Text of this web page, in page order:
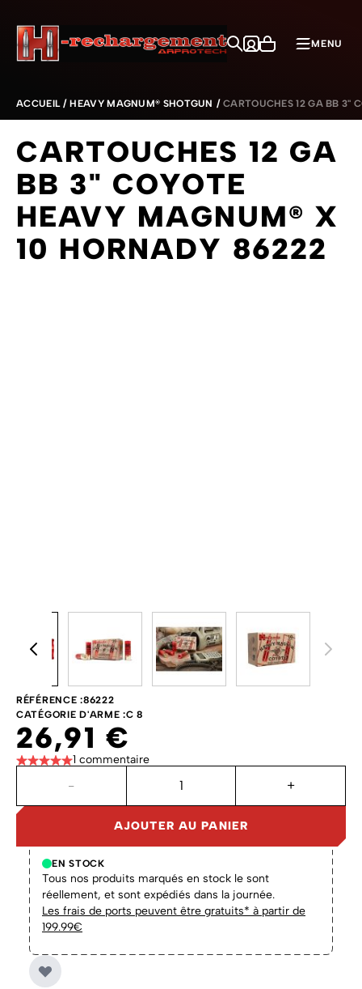
MENU
ACCUEIL / HEAVY MAGNUM® SHOTGUN / CARTOUCHES 12 GA BB 3"
CARTOUCHES 12 GA
BB 3" COYOTE
HEAVY MAGNUM® X
10 HORNADY 86222
View larger imageView larger image
RÉFÉRENCE :86222
CATÉGORIE D'ARME :C 8
26,91 €
1 commentaire
- +
AJOUTER AU PANIER
EN STOCK
Tous nos produits marqués en stock le sont
réellement, et sont expédiés dans la journée.
Les frais de ports peuvent être gratuits* à partir de
199.99€